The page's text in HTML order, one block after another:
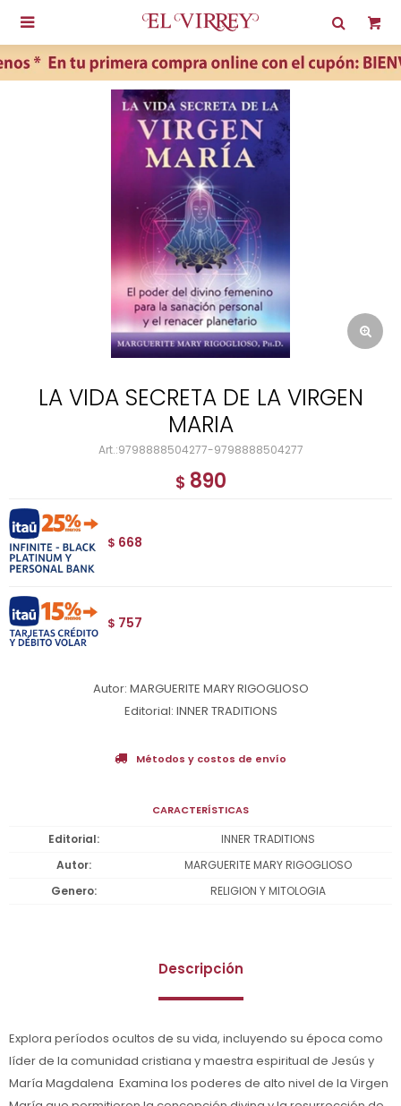

LA VIDA SECRETA DE LA VIRGEN
MARIA
9798888504277-9798888504277
$ 890
$ 668
$ 757
Autor: MARGUERITE MARY RIGOGLIOSO
Editorial: INNER TRADITIONS
Métodos y costos de envío
CARACTERÍSTICAS
Editorial
INNER TRADITIONS
Autor
MARGUERITE MARY RIGOGLIOSO
Genero
RELIGION Y MITOLOGIA
Descripción
Explora períodos ocultos de su vida, incluyendo su época como
líder de la comunidad cristiana y maestra espiritual de Jesús y
María Magdalena  Examina los poderes de alto nivel de la Virgen